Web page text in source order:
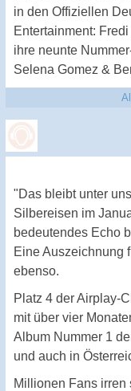
in den Offiziellen
Entertainment:
ihre neunte
Selena Gomez &
"Das bleibt unter
Silbereisen im
bedeutendes Echo
Eine Auszeichnung
ebenso.
Platz 4 der Airplay-
mit über vier
Album Nummer 1
und auch in
Millionen Fans